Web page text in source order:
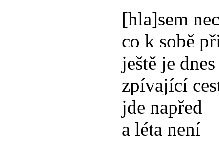
[hla]sem
co k sobě
ještě je dnes
zpívající
jde napřed
a léta není